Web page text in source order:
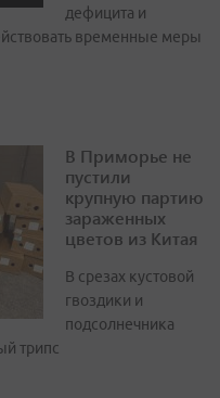
дефицита и
временные меры
В Приморье не
пустили
крупную партию
зараженных
цветов из Китая
В срезах кустовой
гвоздики и
подсолнечника
трипс